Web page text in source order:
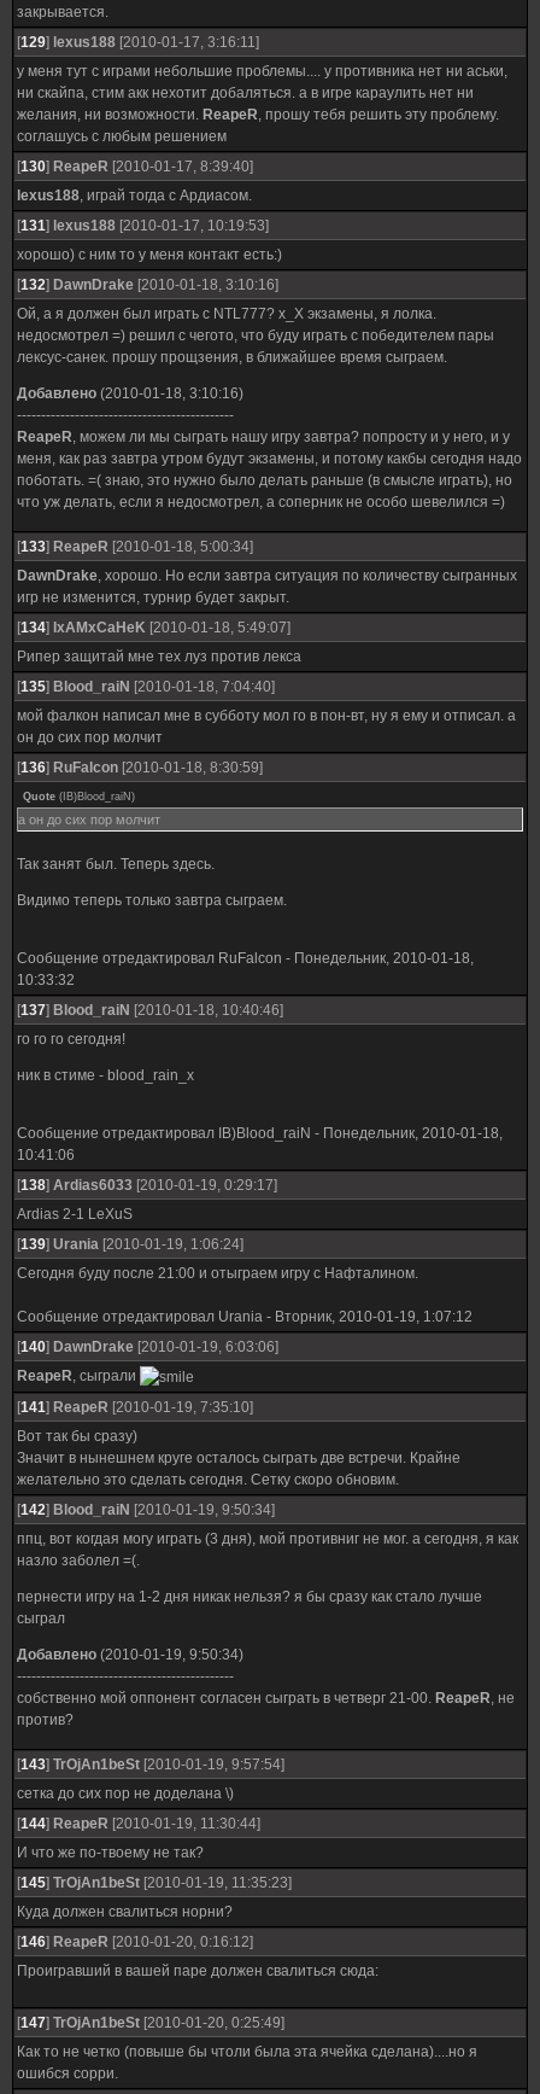
закрывается.
[129] lexus188 [2010-01-17, 3:16:11]
у меня тут с играми небольшие проблемы.... у противника нет ни аськи,
ни скайпа, стим акк нехотит добаляться. а в игре караулить нет ни
желания, ни возможности. ReapeR, прошу тебя решить эту проблему.
соглашусь с любым решением
[130] ReapeR [2010-01-17, 8:39:40]
lexus188, играй тогда с Ардиасом.
[131] lexus188 [2010-01-17, 10:19:53]
хорошо) с ним то у меня контакт есть:)
[132] DawnDrake [2010-01-18, 3:10:16]
Ой, а я должен был играть с NTL777? х_Х экзамены, я лолка.
недосмотрел =) решил с чегото, что буду играть с победителем пары
лексус-санек. прошу прощзения, в ближайшее время сыграем.
Добавлено (2010-01-18, 3:10:16)
---------------------------------------------
ReapeR, можем ли мы сыграть нашу игру завтра? попросту и у него, и у
меня, как раз завтра утром будут экзамены, и потому какбы сегодня надо
поботать. =( знаю, это нужно было делать раньше (в смысле играть), но
что уж делать, если я недосмотрел, а соперник не особо шевелился =)
[133] ReapeR [2010-01-18, 5:00:34]
DawnDrake, хорошо. Но если завтра ситуация по количеству сыгранных
игр не изменится, турнир будет закрыт.
[134] IxAMxCaHeK [2010-01-18, 5:49:07]
Рипер защитай мне тех луз против лекса
[135] Blood_raiN [2010-01-18, 7:04:40]
мой фалкон написал мне в субботу мол го в пон-вт, ну я ему и отписал. а
он до сих пор молчит
[136] RuFalcon [2010-01-18, 8:30:59]
Quote ( IB)Blood_raiN )
а он до сих пор молчит
Так занят был. Теперь здесь.
Видимо теперь только завтра сыграем.
Сообщение отредактировал RuFalcon - Понедельник, 2010-01-18,
10:33:32
[137] Blood_raiN [2010-01-18, 10:40:46]
го го го сегодня!
ник в стиме - blood_rain_x
Сообщение отредактировал IB)Blood_raiN - Понедельник, 2010-01-18,
10:41:06
[138] Ardias6033 [2010-01-19, 0:29:17]
Ardias 2-1 LeXuS
[139] Urania [2010-01-19, 1:06:24]
Сегодня буду после 21:00 и отыграем игру с Нафталином.
Сообщение отредактировал Urania - Вторник, 2010-01-19, 1:07:12
[140] DawnDrake [2010-01-19, 6:03:06]
ReapeR, сыграли
[141] ReapeR [2010-01-19, 7:35:10]
Вот так бы сразу)
Значит в нынешнем круге осталось сыграть две встречи. Крайне
желательно это сделать сегодня. Сетку скоро обновим.
[142] Blood_raiN [2010-01-19, 9:50:34]
ппц, вот когдая могу играть (3 дня), мой противниг не мог. а сегодня, я как
назло заболел =(.
пернести игру на 1-2 дня никак нельзя? я бы сразу как стало лучше
сыграл
Добавлено (2010-01-19, 9:50:34)
---------------------------------------------
собственно мой оппонент согласен сыграть в четверг 21-00. ReapeR, не
против?
[143] TrOjAn1beSt [2010-01-19, 9:57:54]
сетка до сих пор не доделана \)
[144] ReapeR [2010-01-19, 11:30:44]
И что же по-твоему не так?
[145] TrOjAn1beSt [2010-01-19, 11:35:23]
Куда должен свалиться норни?
[146] ReapeR [2010-01-20, 0:16:12]
Проигравший в вашей паре должен свалиться сюда:
[147] TrOjAn1beSt [2010-01-20, 0:25:49]
Как то не четко (повыше бы чтоли была эта ячейка сделана)....но я
ошибся сорри.